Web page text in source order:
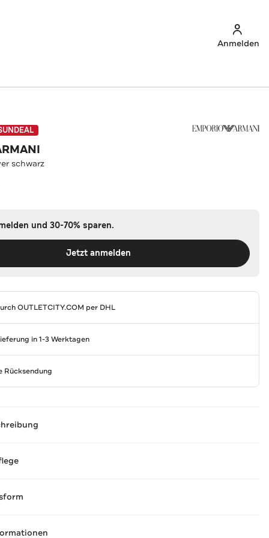
Anmelden
schwarz
und 30-70% sparen.
Jetzt anmelden
OUTLETCITY.COM per DHL
in 1-3 Werktagen
Rücksendung